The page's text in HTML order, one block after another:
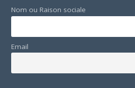
Nom ou Raison sociale
Email